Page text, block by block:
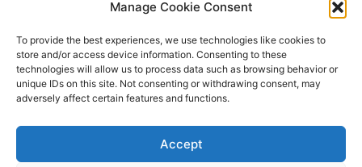
Manage Cookie Consent
To provide the best experiences, we use technologies like cookies to
store and/or access device information. Consenting to these
technologies will allow us to process data such as browsing behavior or
unique IDs on this site. Not consenting or withdrawing consent, may
adversely affect certain features and functions.
Accept
SIRET 497 594 416 00024
Politique de confidentialité